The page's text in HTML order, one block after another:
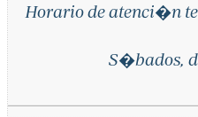
Horario de atenci�n
S�bados,